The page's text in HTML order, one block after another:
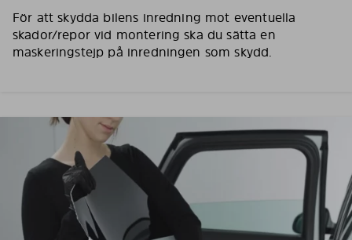
För att skydda bilens inredning mot eventuella
skador/repor vid montering ska du sätta en
maskeringstejp på inredningen som skydd.